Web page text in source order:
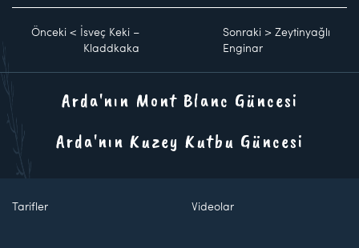
Önceki < İsveç Keki –
Kladdkaka
Sonraki >Zeytinyağlı
Enginar
Arda'nın Mont Blanc Güncesi
Arda'nın Kuzey Kutbu Güncesi
Tarifler Videolar